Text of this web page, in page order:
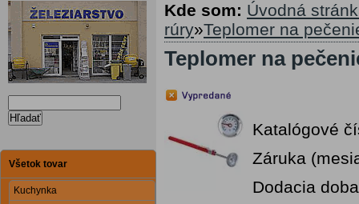
Hľadať
Všetok tovar
Kuchynka
Kde som: Úvodná
rúry»Teplomer na
Teplomer na
Katalógové
Záruka
Dodacia